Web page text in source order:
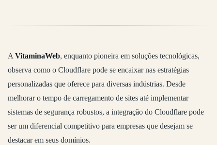
A VitaminaWeb, enquanto pioneira em soluções tecnológicas,
observa como o Cloudflare pode se encaixar nas estratégias
personalizadas que oferece para diversas indústrias. Desde
melhorar o tempo de carregamento de sites até implementar
sistemas de segurança robustos, a integração do Cloudflare pode
ser um diferencial competitivo para empresas que desejam se
destacar em seus domínios.